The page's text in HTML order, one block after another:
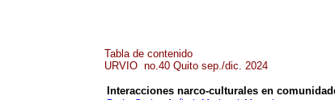
Tabla de contenido
URVIO no.40 Quito sep./dic. 2024
Interacciones narco-culturales en